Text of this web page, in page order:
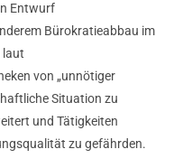
Entwurf
Bürokratieabbau im
laut
von „unnötiger
Situation zu
und Tätigkeiten
zu gefährden.